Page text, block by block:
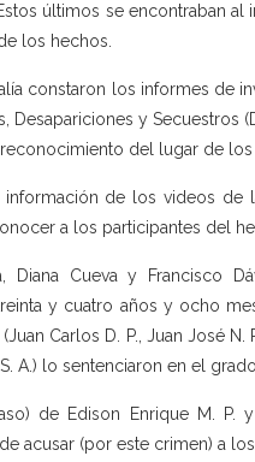
últimos se encontraban
los hechos.
constaron los informes de
Desapariciones y Secuestros
del lugar de
de los videos de
a los participantes del
Diana Cueva y Francisco
y cuatro años y ocho
Carlos D. P., Juan José N.
A.) lo sentenciaron en el
de Edison Enrique M. P.
acusar (por este crimen) a